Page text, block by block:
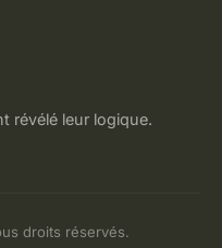
révélé leur logique.
droits réservés.